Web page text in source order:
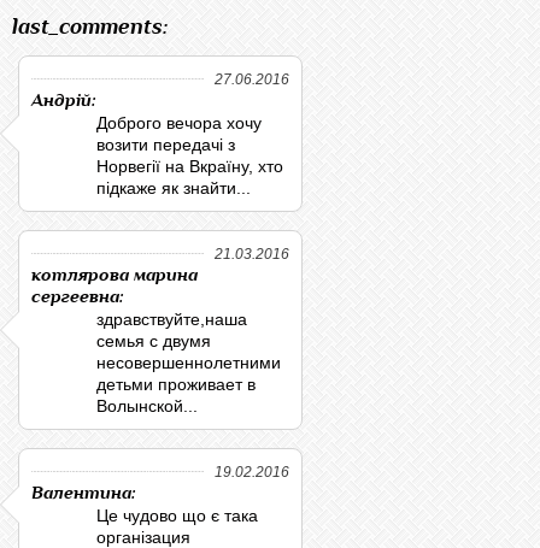
last_comments:
27.06.2016
Андрій:
Доброго вечора хочу
возити передачі з
Норвегії на Вкраїну, хто
підкаже як знайти...
21.03.2016
котлярова марина
сергеевна:
здравствуйте,наша
семья с двумя
несовершеннолетними
детьми проживает в
Волынской...
19.02.2016
Валентина:
Це чудово що є така
організация